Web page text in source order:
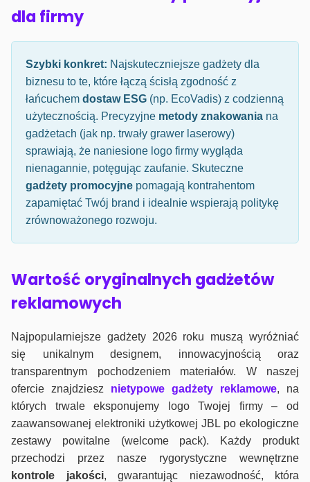
dla firmy
Szybki konkret: Najskuteczniejsze gadżety dla
biznesu to te, które łączą ścisłą zgodność z
łańcuchem dostaw ESG (np. EcoVadis) z codzienną
użytecznością. Precyzyjne metody znakowania na
gadżetach (jak np. trwały grawer laserowy)
sprawiają, że naniesione logo firmy wygląda
nienagannie, potęgując zaufanie. Skuteczne
gadżety promocyjne pomagają kontrahentom
zapamiętać Twój brand i idealnie wspierają politykę
zrównoważonego rozwoju.
Wartość oryginalnych gadżetów
reklamowych
Najpopularniejsze gadżety 2026 roku muszą wyróżniać
się unikalnym designem, innowacyjnością oraz
transparentnym pochodzeniem materiałów. W naszej
ofercie znajdziesz nietypowe gadżety reklamowe, na
których trwale eksponujemy logo Twojej firmy – od
zaawansowanej elektroniki użytkowej JBL po ekologiczne
zestawy powitalne (welcome pack). Każdy produkt
przechodzi przez nasze rygorystyczne wewnętrzne
kontrole jakości, gwarantując niezawodność, która